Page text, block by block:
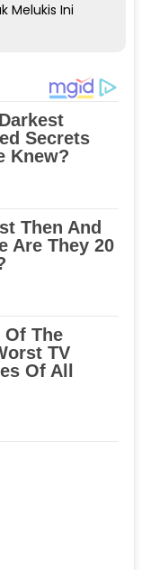
Melukis Ini